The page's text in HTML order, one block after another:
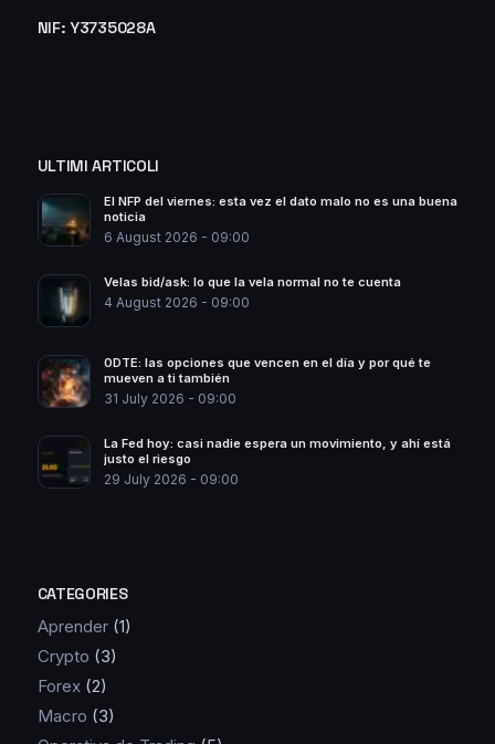
NIF: Y3735028A
ULTIMI ARTICOLI
El NFP del viernes: esta vez el dato malo no es una buena
noticia
6 August 2026 - 09:00
Velas bid/ask: lo que la vela normal no te cuenta
4 August 2026 - 09:00
0DTE: las opciones que vencen en el día y por qué te
mueven a ti también
31 July 2026 - 09:00
La Fed hoy: casi nadie espera un movimiento, y ahí está
justo el riesgo
29 July 2026 - 09:00
CATEGORIES
Aprender(1)
Crypto (3)
Forex(2)
Macro (3)